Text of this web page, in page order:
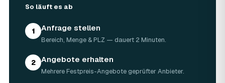
angerechnet?
Ja. Antiquitäten, Möbel, Schmuck und ganze Sammlungen
aus dem Nachlass werden fachkundig begutachtet und
auf den Preis angerechnet. Bei wertvollem Hausstand
kann die Haushaltsauflösung in Grebenstein dadurch
nahezu kostenneutral werden – in Einzelfällen bis hin zu
Nullkosten.
So läuft es ab
1 Anfrage stellen
Bereich, Menge & PLZ — dauert 2 Minuten.
2 Angebote erhalten
Mehrere Festpreis-Angebote geprüfter Anbieter.